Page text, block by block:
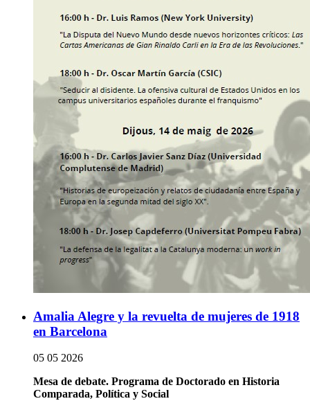
Amalia Alegre y la revuelta de mujeres de 1918
en Barcelona
05 05 2026
Mesa de debate. Programa de Doctorado en Historia
Comparada, Política y Social